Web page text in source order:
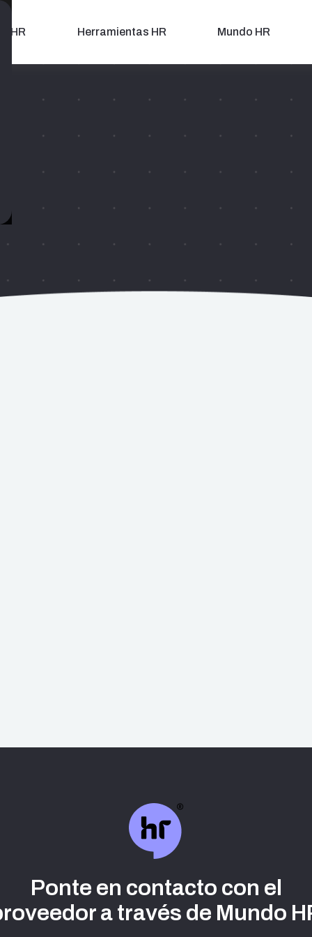
HR Herramientas HR Mundo HR
que busca desarrollar capacidades en sus clientes a
Ponte en contacto con el
a través de Mundo